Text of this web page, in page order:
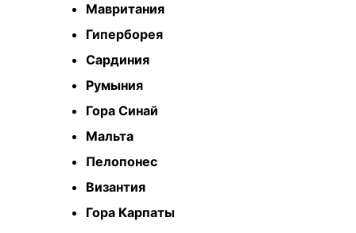
Мавритания
Гиперборея
Сардиния
Румыния
Гора Синай
Мальта
Пелопонес
Византия
Гора Карпаты